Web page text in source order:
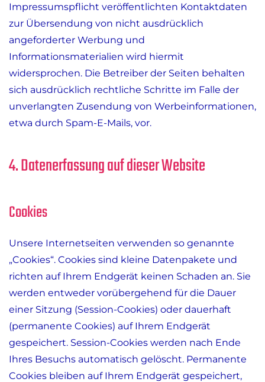
Impressumspflicht veröffentlichten Kontaktdaten
zur Übersendung von nicht ausdrücklich
angeforderter Werbung und
Informationsmaterialien wird hiermit
widersprochen. Die Betreiber der Seiten behalten
sich ausdrücklich rechtliche Schritte im Falle der
unverlangten Zusendung von Werbeinformationen,
etwa durch Spam-E-Mails, vor.
4. Datenerfassung auf dieser Website
Cookies
Unsere Internetseiten verwenden so genannte
„Cookies“. Cookies sind kleine Datenpakete und
richten auf Ihrem Endgerät keinen Schaden an. Sie
werden entweder vorübergehend für die Dauer
einer Sitzung (Session-Cookies) oder dauerhaft
(permanente Cookies) auf Ihrem Endgerät
gespeichert. Session-Cookies werden nach Ende
Ihres Besuchs automatisch gelöscht. Permanente
Cookies bleiben auf Ihrem Endgerät gespeichert,